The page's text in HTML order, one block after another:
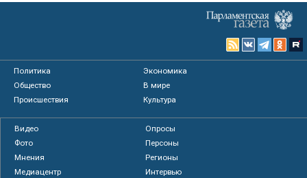
Политика
Экономика
Общество
В мире
Происшествия
Культура
Видео
Опросы
Фото
Персоны
Мнения
Регионы
Медиацентр
Интервью